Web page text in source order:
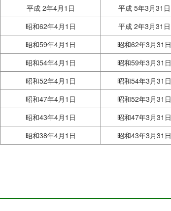
平成 2年4月1日 平成 5年3月31日
昭和62年4月1日 平成 2年3月31日
昭和59年4月1日 昭和62年3月31日
昭和54年4月1日 昭和59年3月31日
昭和52年4月1日 昭和54年3月31日
昭和47年4月1日 昭和52年3月31日
昭和43年4月1日 昭和47年3月31日
昭和38年4月1日 昭和43年3月31日